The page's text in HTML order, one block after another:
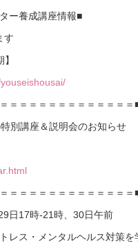
ー養成講座情報■
す
＝＝＝＝＝＝＝＝＝＝＝＝＝
別講座＆説明会のお知らせ
＝＝＝＝＝＝＝＝＝＝＝＝＝
日17時-21時、30日午前
レス・メンタルヘルス対策を